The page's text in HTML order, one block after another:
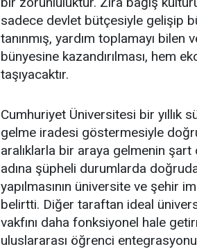
sadece devlet bütçesiyle gelişip
tanınmış, yardım toplamayı
bünyesine kazandırılması, hem
taşıyacaktır.
Cumhuriyet Üniversitesi bir yıllık
gelme iradesi göstermesiyle
aralıklarla bir araya gelmenin şart
adına şüpheli durumlarda
yapılmasının üniversite ve şehir
belirtti. Diğer taraftan ideal
vakfını daha fonksiyonel hale
uluslararası öğrenci